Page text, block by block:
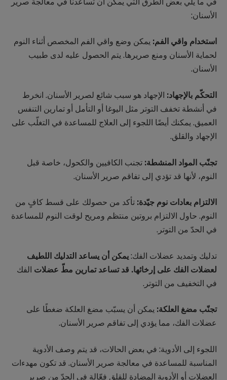
الأسنان:
استخدام واقي الفم: يمكن وضع واقي الفم المخصص أثناء النوم
لحماية الأسنان ومنع صريرها. يتم الحصول عليه لدى طبيب
الأسنان.
التحكّم بالإجهاد: الإجهاد هو سبب شائع لصرير الأسنان. انخرط
في أنشطة تخفف التوتر مثل اليوغا أو التأمل أو تمارين التنفس
العميق. يمكنك أيضًا اللجوء إلى العلاج للمساعدة في التغلّب على
الإجهاد والقلق.
تجنّب المواد المنشطة: تجنب الكافيين والكحول، خاصة قبل
النوم، لأنها قد تؤدي إلى تفاقم صرير الأسنان.
الالتزام بعادات نوم جيّدة: تأكد من حصولك على قسط كافٍ من
النوم. حاول الالتزام بروتين منتظم ومريح لوقت النوم للمساعدة
في الحدّ من التوتر.
تدليك وتمديد عضلات الفك: يمكن أن يساعد التدليك اللطيف
لعضلات الفك على إرخائها. قد تساعد تمارين مطّ عضلات الفك
في التخفيف من التوتر.
تجنّب مضغ العلكة: يمكن أن يسبّب مضغ العلكة ضغطًا على
عضلات الفك، مما يؤدي إلى تفاقم صرير الأسنان.
اللجوء إلى الأدوية: في بعض الحالات، قد يتم وصف الأدوية
المناسبة للمساعدة في معالجة صرير الأسنان. قد تكون مهدءات
العضلات أو الأدوية المضادة للقلق فعّالة في الحدّ من صرير